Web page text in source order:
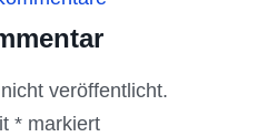
veröffentlicht.
* markiert